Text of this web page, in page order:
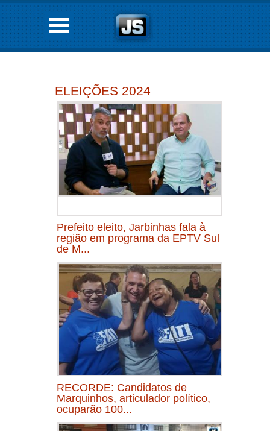
ELEIÇÕES 2024
Prefeito eleito, Jarbinhas fala à
região em programa da EPTV Sul
de M...
RECORDE: Candidatos de
Marquinhos, articulador político,
ocuparão 100...